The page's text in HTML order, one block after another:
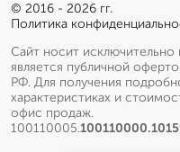
© 2016 - 2026 гг.
Политика
Сайт носит
является публичной
РФ. Для получения
характеристиках и
офис продаж.
100110005.